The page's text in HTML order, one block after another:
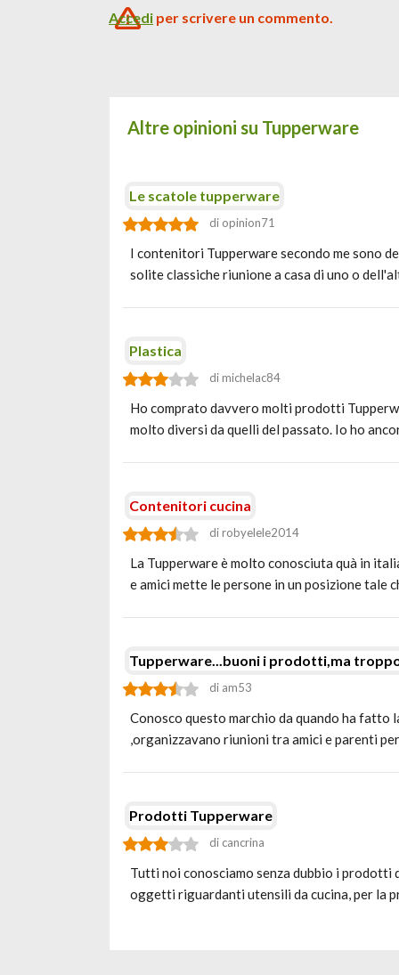
Accedi per scrivere un commento.
Altre opinioni su Tupperware
Le scatole tupperware
di opinion71
I contenitori Tupperware secondo me sono
solite classiche riunione a casa di uno o
Plastica
di michelac84
Ho comprato davvero molti prodotti
molto diversi da quelli del passato. Io ho
Contenitori cucina
di robyelele2014
La Tupperware è molto conosciuta quà in
e amici mette le persone in un posizione tale
Tupperware...buoni i prodotti,ma
di am53
Conosco questo marchio da quando ha fatto
,organizzavano riunioni tra amici e parenti
Prodotti Tupperware
di cancrina
Tutti noi conosciamo senza dubbio i prodotti
oggetti riguardanti utensili da cucina, per la